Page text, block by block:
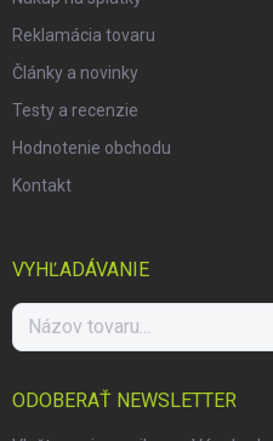
Reklamácia tovaru
Články a novinky
Testy a recenzie
Hodnotenie obchodu
Kontakt
VYHĽADÁVANIE
ODOBERAŤ NEWSLETTER